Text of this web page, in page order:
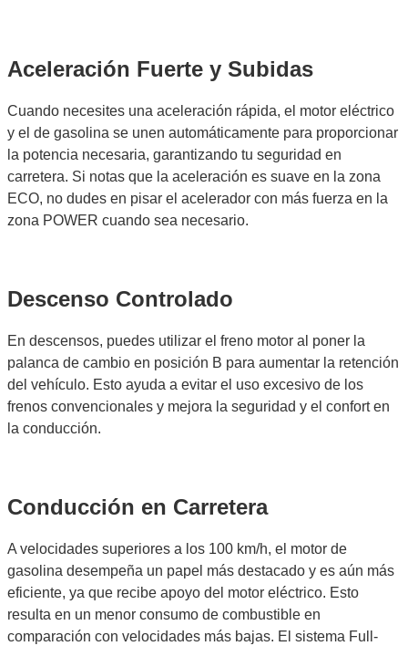
Aceleración Fuerte y Subidas
Cuando necesites una aceleración rápida, el motor eléctrico
y el de gasolina se unen automáticamente para proporcionar
la potencia necesaria, garantizando tu seguridad en
carretera. Si notas que la aceleración es suave en la zona
ECO, no dudes en pisar el acelerador con más fuerza en la
zona POWER cuando sea necesario.
Descenso Controlado
En descensos, puedes utilizar el freno motor al poner la
palanca de cambio en posición B para aumentar la retención
del vehículo. Esto ayuda a evitar el uso excesivo de los
frenos convencionales y mejora la seguridad y el confort en
la conducción.
Conducción en Carretera
A velocidades superiores a los 100 km/h, el motor de
gasolina desempeña un papel más destacado y es aún más
eficiente, ya que recibe apoyo del motor eléctrico. Esto
resulta en un menor consumo de combustible en
comparación con velocidades más bajas. El sistema Full-